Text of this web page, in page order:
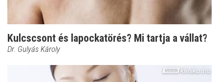
Kulcscsont és lapockatörés? Mi tartja a vállat?
Dr. Gulyás Károly